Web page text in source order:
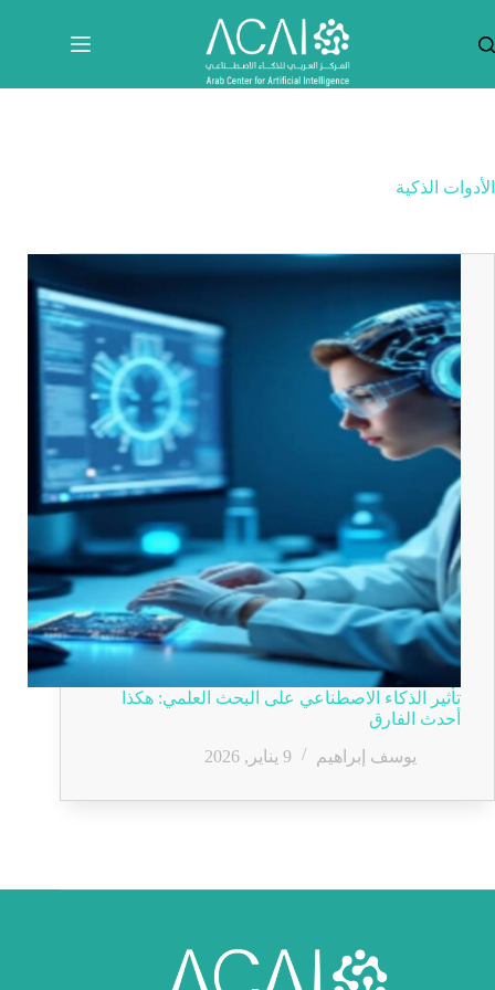
المحتوى
الأدوات الذكية
تأثير الذكاء الاصطناعي على البحث العلمي: هكذا
أحدث الفارق
يوسف إبراهيم
9 يناير, 2026